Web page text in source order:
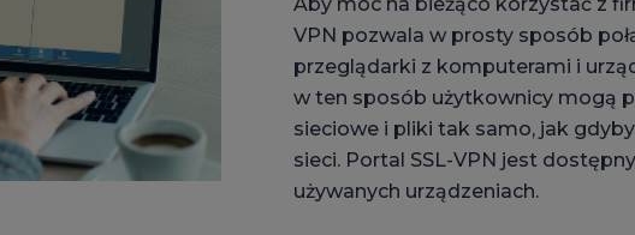
VPN pozwala w prosty sposób
przeglądarki z komputerami i
w ten sposób użytkownicy mogą
sieciowe i pliki tak samo, jak
sieci. Portal SSL-VPN jest
używanych urządzeniach.